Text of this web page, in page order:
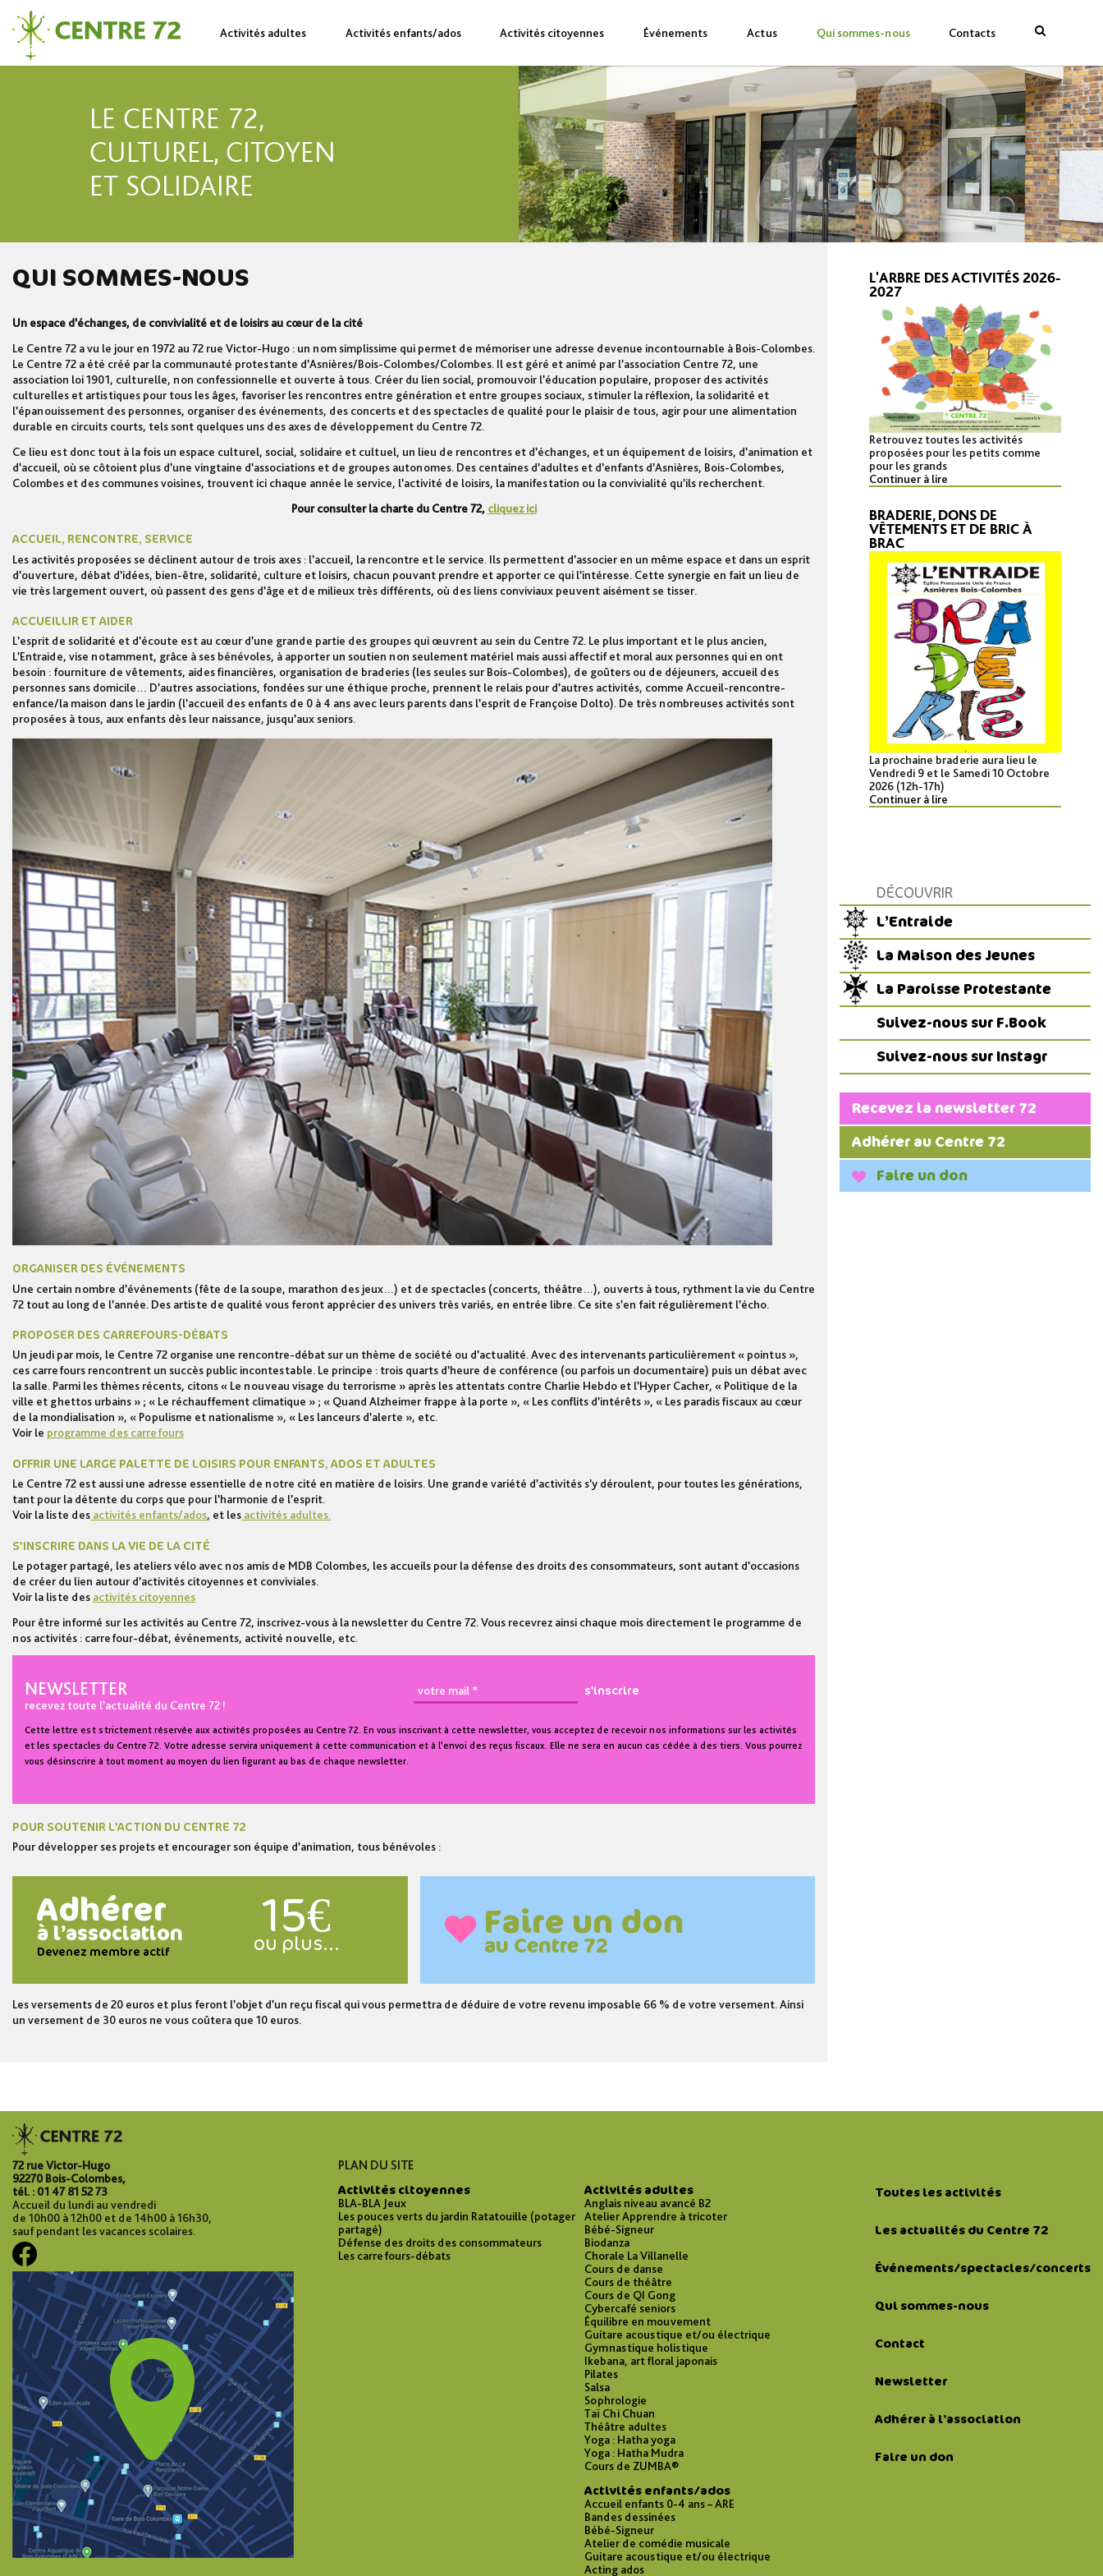
content
Centre
Site
Bois-
Activités adultes Activités enfants/ados Activités citoyennes Événements Actus Qui sommes-nous
Contacts
72
LE CENTRE 72,
CULTUREL, CITOYEN
ET SOLIDAIRE
QUI SOMMES-NOUS
Un espace d’échanges, de convivialité et de loisirs au cœur de la cité
Le Centre 72 a vu le jour en 1972 au 72 rue Victor-Hugo : un nom simplissime qui permet de mémoriser une adresse devenue incontournable à Bois-Colombes.
Le Centre 72 a été créé par la communauté protestante d’Asnières/Bois-Colombes/Colombes. Il est géré et animé par l’association Centre 72, une
association loi 1901, culturelle, non confessionnelle et ouverte à tous. Créer du lien social, promouvoir l’éducation populaire, proposer des activités
culturelles et artistiques pour tous les âges, favoriser les rencontres entre génération et entre groupes sociaux, stimuler la réflexion, la solidarité et
l’épanouissement des personnes, organiser des événements, des concerts et des spectacles de qualité pour le plaisir de tous, agir pour une alimentation
durable en circuits courts, tels sont quelques uns des axes de développement du Centre 72.
Ce lieu est donc tout à la fois un espace culturel, social, solidaire et cultuel, un lieu de rencontres et d’échanges, et un équipement de loisirs, d’animation et
d’accueil, où se côtoient plus d’une vingtaine d’associations et de groupes autonomes. Des centaines d’adultes et d’enfants d’Asnières, Bois-Colombes,
Colombes et des communes voisines, trouvent ici chaque année le service, l’activité de loisirs, la manifestation ou la convivialité qu’ils recherchent.
Pour consulter la charte du Centre 72, cliquez ici
ACCUEIL, RENCONTRE, SERVICE
Les activités proposées se déclinent autour de trois axes : l’accueil, la rencontre et le service. Ils permettent d’associer en un même espace et dans un esprit
d’ouverture, débat d’idées, bien-être, solidarité, culture et loisirs, chacun pouvant prendre et apporter ce qui l’intéresse. Cette synergie en fait un lieu de
vie très largement ouvert, où passent des gens d’âge et de milieux très différents, où des liens conviviaux peuvent aisément se tisser.
ACCUEILLIR ET AIDER
L’esprit de solidarité et d’écoute est au cœur d’une grande partie des groupes qui œuvrent au sein du Centre 72. Le plus important et le plus ancien,
L’Entraide, vise notamment, grâce à ses bénévoles, à apporter un soutien non seulement matériel mais aussi affectif et moral aux personnes qui en ont
besoin : fourniture de vêtements, aides financières, organisation de braderies (les seules sur Bois-Colombes), de goûters ou de déjeuners, accueil des
personnes sans domicile… D’autres associations, fondées sur une éthique proche, prennent le relais pour d’autres activités, comme Accueil-rencontre-
enfance/la maison dans le jardin (l’accueil des enfants de 0 à 4 ans avec leurs parents dans l’esprit de Françoise Dolto). De très nombreuses activités sont
proposées à tous, aux enfants dès leur naissance, jusqu’aux seniors.
ORGANISER DES ÉVÉNEMENTS
Une certain nombre d’événements (fête de la soupe, marathon des jeux…) et de spectacles (concerts, théâtre…), ouverts à tous, rythment la vie du Centre
72 tout au long de l’année. Des artiste de qualité vous feront apprécier des univers très variés, en entrée libre. Ce site s’en fait régulièrement l’écho.
PROPOSER DES CARREFOURS-DÉBATS
Un jeudi par mois, le Centre 72 organise une rencontre-débat sur un thème de société ou d’actualité. Avec des intervenants particulièrement « pointus »,
ces carrefours rencontrent un succès public incontestable. Le principe : trois quarts d’heure de conférence (ou parfois un documentaire) puis un débat avec
la salle. Parmi les thèmes récents, citons « Le nouveau visage du terrorisme » après les attentats contre Charlie Hebdo et l’Hyper Cacher, « Politique de la
ville et ghettos urbains » ; « Le réchauffement climatique » ; « Quand Alzheimer frappe à la porte », « Les conflits d’intérêts », « Les paradis fiscaux au cœur
de la mondialisation », « Populisme et nationalisme », « Les lanceurs d’alerte », etc.
Voir le programme des carrefours
OFFRIR UNE LARGE PALETTE DE LOISIRS POUR ENFANTS, ADOS ET ADULTES
Le Centre 72 est aussi une adresse essentielle de notre cité en matière de loisirs. Une grande variété d’activités s’y déroulent, pour toutes les générations,
tant pour la détente du corps que pour l’harmonie de l’esprit.
Voir la liste des activités enfants/ados, et les activités adultes.
S’INSCRIRE DANS LA VIE DE LA CITÉ
Le potager partagé, les ateliers vélo avec nos amis de MDB Colombes, les accueils pour la défense des droits des consommateurs, sont autant d’occasions
de créer du lien autour d’activités citoyennes et conviviales.
Voir la liste des activités citoyennes
Pour être informé sur les activités au Centre 72, inscrivez-vous à la newsletter du Centre 72. Vous recevrez ainsi chaque mois directement le programme de
nos activités : carrefour-débat, événements, activité nouvelle, etc.
NEWSLETTER
recevez toute l’actualité du Centre 72 !
Cette lettre est strictement réservée aux activités proposées au Centre 72. En vous inscrivant à cette newsletter, vous acceptez de recevoir nos informations sur les activités
et les spectacles du Centre 72. Votre adresse servira uniquement à cette communication et à l’envoi des reçus fiscaux. Elle ne sera en aucun cas cédée à des tiers. Vous pourrez
vous désinscrire à tout moment au moyen du lien figurant au bas de chaque newsletter.
POUR SOUTENIR L’ACTION DU CENTRE 72
Pour développer ses projets et encourager son équipe d’animation, tous bénévoles :
Adhérer
à l’association
Devenez membre actif
15€
ou plus…
Faire un don
au Centre 72
Les versements de 20 euros et plus feront l’objet d’un reçu fiscal qui vous permettra de déduire de votre revenu imposable 66 % de votre versement. Ainsi
un versement de 30 euros ne vous coûtera que 10 euros.
L'ARBRE DES ACTIVITÉS 2026-
2027
Retrouvez toutes les activités
proposées pour les petits comme
pour les grands
Continuer à lire
BRADERIE, DONS DE
VÊTEMENTS ET DE BRIC À
BRAC
La prochaine braderie aura lieu le
Vendredi 9 et le Samedi 10 Octobre
2026 (12h-17h)
Continuer à lire
DÉCOUVRIR
L’Entraide
La Maison des Jeunes
La Paroisse Protestante
Suivez-nous sur F.Book
Suivez-nous sur Instagr
Recevez la newsletter 72
Adhérer au Centre 72
Faire un don
72 rue Victor-Hugo
92270 Bois-Colombes,
tél. : 01 47 81 52 73
Accueil du lundi au vendredi
de 10h00 à 12h00 et de 14h00 à 16h30,
sauf pendant les vacances scolaires.
PLAN DU SITE
Activités citoyennes
BLA-BLA Jeux
Les pouces verts du jardin Ratatouille (potager
partagé)
Défense des droits des consommateurs
Les carrefours-débats
Activités adultes
Anglais niveau avancé B2
Atelier Apprendre à tricoter
Bébé-Signeur
Biodanza
Chorale La Villanelle
Cours de danse
Cours de théâtre
Cours de QI Gong
Cybercafé seniors
Équilibre en mouvement
Guitare acoustique et/ou électrique
Gymnastique holistique
Ikebana, art floral japonais
Pilates
Salsa
Sophrologie
Taï Chi Chuan
Théâtre adultes
Yoga : Hatha yoga
Yoga : Hatha Mudra
Cours de ZUMBA®
Activités enfants/ados
Accueil enfants 0-4 ans – ARE
Bandes dessinées
Bébé-Signeur
Atelier de comédie musicale
Guitare acoustique et/ou électrique
Acting ados
Toutes les activités
Les actualités du Centre 72
Événements/spectacles/concerts
Qui sommes-nous
Contact
Newsletter
Adhérer à l’association
Faire un don